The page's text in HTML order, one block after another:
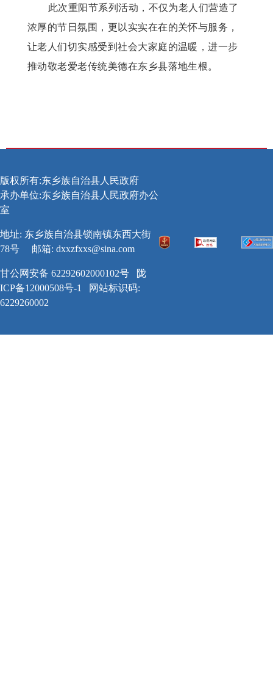
此次重阳节系列活动，不仅为老人们营造了
浓厚的节日氛围，更以实实在在的关怀与服务，
让老人们切实感受到社会大家庭的温暖，进一步
推动敬老爱老传统美德在东乡县落地生根。
版权所有:东乡族自治县人民政府
承办单位:东乡族自治县人民政府办公
室
地址: 东乡族自治县锁南镇东西大街
78号
邮箱: dxxzfxxs@sina.com
甘公网安备 62292602000102号
陇
ICP备12000508号-1
网站标识码:
6229260002